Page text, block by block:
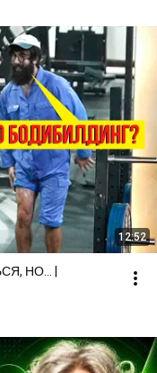
12:52
НО... |